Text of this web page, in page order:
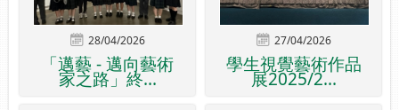
28/04/2026
「邁藝 - 邁向藝術
家之路」終...
27/04/2026
學生視覺藝術作品
展2025/2...